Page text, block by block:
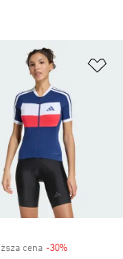
życzeń
cena -30%